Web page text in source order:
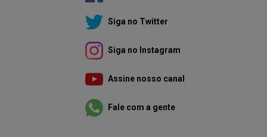
Siga no Twitter
Siga no Instagram
Assine nosso canal
Fale com a gente